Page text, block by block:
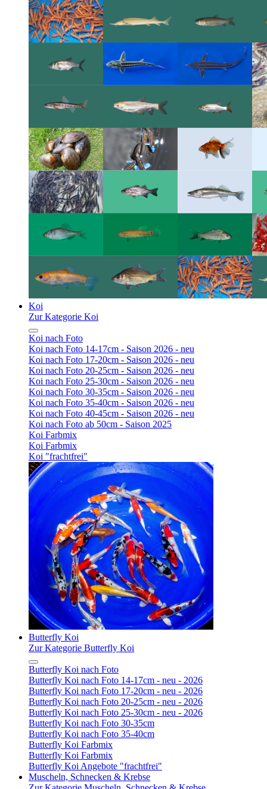
Koi
Zur Kategorie Koi
Koi nach Foto
Koi nach Foto 14-17cm - Saison 2026 - neu
Koi nach Foto 17-20cm - Saison 2026 - neu
Koi nach Foto 20-25cm - Saison 2026 - neu
Koi nach Foto 25-30cm - Saison 2026 - neu
Koi nach Foto 30-35cm - Saison 2026 - neu
Koi nach Foto 35-40cm - Saison 2026 - neu
Koi nach Foto 40-45cm - Saison 2026 - neu
Koi nach Foto ab 50cm - Saison 2025
Koi Farbmix
Koi Farbmix
Koi "frachtfrei"
Butterfly Koi
Zur Kategorie Butterfly Koi
Butterfly Koi nach Foto
Butterfly Koi nach Foto 14-17cm - neu - 2026
Butterfly Koi nach Foto 17-20cm - neu - 2026
Butterfly Koi nach Foto 20-25cm - neu - 2026
Butterfly Koi nach Foto 25-30cm - neu - 2026
Butterfly Koi nach Foto 30-35cm
Butterfly Koi nach Foto 35-40cm
Butterfly Koi Farbmix
Butterfly Koi Farbmix
Butterfly Koi Angebote "frachtfrei"
Muscheln, Schnecken & Krebse